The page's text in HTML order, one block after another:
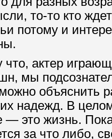
то-то кто
потому и
актер
мы
объяснить
надежд. В
это жизнь.
за что либо,